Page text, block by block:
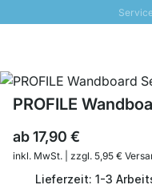
Schnelle
SUNNY
PROFILE
ab17,90 €
inkl. MwSt. | zzgl. 5,95 €
Lieferzeit: 1-3